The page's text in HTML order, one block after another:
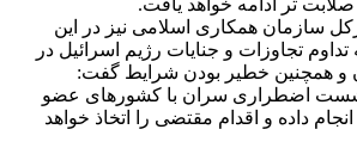
تر ادامه خواهد یافت.
سازمان همکاری اسلامی نیز در این
تجاوزات و جنایات رژیم اسرائیل در
و همچنین خطیر بودن شرایط گفت:
اضطراری سران با کشورهای عضو
داده و اقدام مقتضی را اتخاذ خواهد